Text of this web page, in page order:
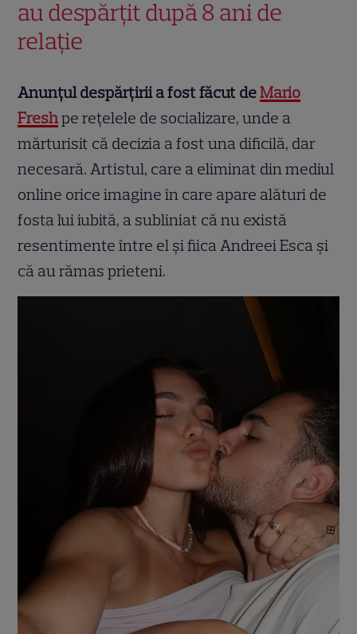
au despărțit după 8 ani de
relație
Anunțul despărțirii a fost făcut deMario
Freshpe rețelele de socializare, unde a
mărturisit că decizia a fost una dificilă, dar
necesară. Artistul, care a eliminat din mediul
online orice imagine în care apare alături de
fosta lui iubită, a subliniat că nu există
resentimente între el și fiica Andreei Esca și
că au rămas prieteni.